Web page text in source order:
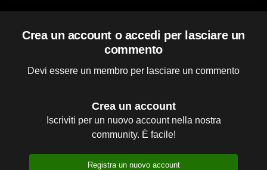
Crea un account o accedi per lasciare un
commento
Devi essere un membro per lasciare un commento
Crea un account
Iscriviti per un nuovo account nella nostra
community. È facile!
Registra un nuovo account